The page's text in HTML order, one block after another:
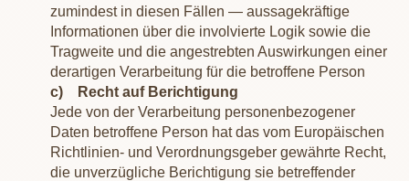
zumindest in diesen Fällen — aussagekräftige
Informationen über die involvierte Logik sowie die
Tragweite und die angestrebten Auswirkungen einer
derartigen Verarbeitung für die betroffene Person
c) Recht auf Berichtigung
Jede von der Verarbeitung personenbezogener
Daten betroffene Person hat das vom Europäischen
Richtlinien- und Verordnungsgeber gewährte Recht,
die unverzügliche Berichtigung sie betreffender